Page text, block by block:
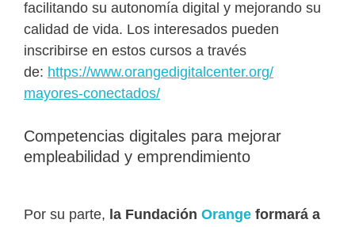
facilitando su autonomía digital y mejorando su
calidad de vida. Los interesados pueden
inscribirse en estos cursos a través
de: https://www.orangedigitalcenter.org/
mayores-conectados/
Competencias digitales para mejorar
empleabilidad y emprendimiento
Por su parte, la Fundación Orange formará a